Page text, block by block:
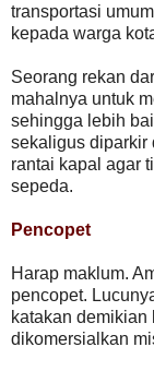
transportasi
kepada warga
Seorang rekan
mahalnya untuk
sehingga lebih
sekaligus diparkir
rantai kapal agar
sepeda.
Pencopet
Harap maklum.
pencopet.
katakan demikian
dikomersialkan